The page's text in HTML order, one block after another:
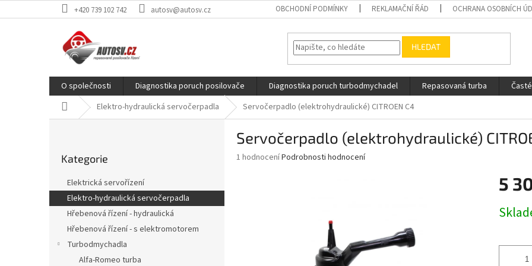
na
+420 739 102 742 autosv@autosv.cz OBCHODNÍ PODMÍNKY REKLAMAČNÍ ŘÁD OCHRANA OSOBNÍCH
HLEDAT
O společnosti Diagnostika poruch posilovače Diagnostika poruch turbodmychadel Repasovaná turba
Domů Elektro-hydraulická servočerpadla Servočerpadlo (elektrohydraulické) CITROEN C4
a
n
kategorie
Kategorie
Elektrická servořízení
Elektro-hydraulická servočerpadla
Hřebenová řízení - hydraulická
Hřebenová řízení - s elektromotorem
Turbodmychadla
Alfa-Romeo turba
Servočerpadlo (elektrohydraulické)
Průměrné
1 hodnoceníPodrobnosti hodnocení
5
cena: